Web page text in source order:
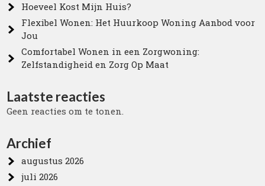
Hoeveel Kost Mijn Huis?
Flexibel Wonen: Het Huurkoop Woning Aanbod voor
Jou
Comfortabel Wonen in een Zorgwoning:
Zelfstandigheid en Zorg Op Maat
Laatste reacties
Geen reacties om te tonen.
Archief
augustus 2026
juli 2026